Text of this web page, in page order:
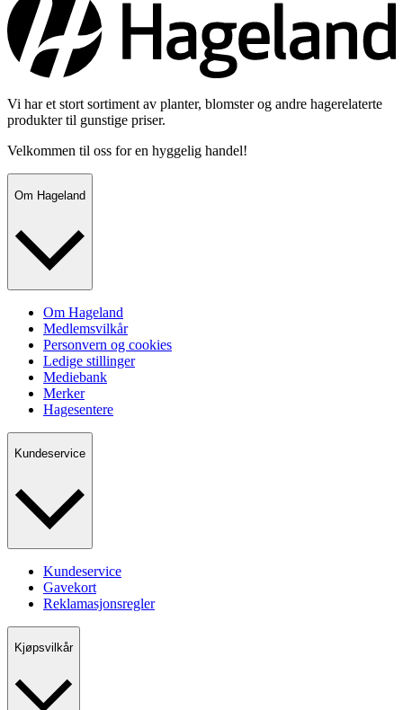
Vi har et stort sortiment av planter, blomster og andre hagerelaterte
produkter til gunstige priser.
Velkommen til oss for en hyggelig handel!
Om Hageland
Om Hageland
Medlemsvilkår
Personvern og cookies
Ledige stillinger
Mediebank
Merker
Hagesentere
Kundeservice
Kundeservice
Gavekort
Reklamasjonsregler
Kjøpsvilkår